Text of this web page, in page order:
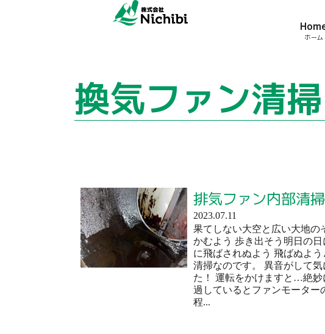
ホーム
換気ファン清掃
排気ファン内部清
2023.07.11
果てしない大空と広い大地の
かむよう 歩き出そう明日の
に飛ばされぬよう 飛ばぬよ
清掃なのです。 異音がして
た！ 運転をかけますと…絶
過しているとファンモーター
程...